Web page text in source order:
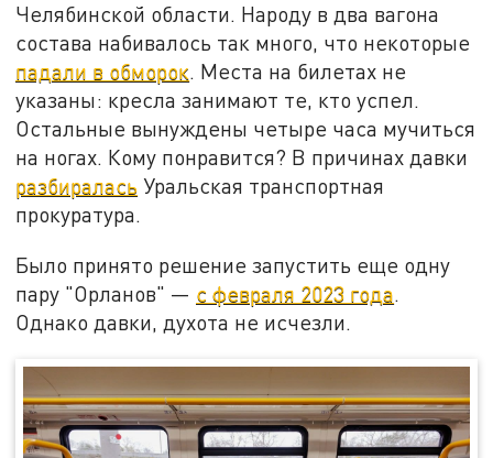
Челябинской области. Народу в два вагона
состава набивалось так много, что некоторые
падали в обморок. Места на билетах не
указаны: кресла занимают те, кто успел.
Остальные вынуждены четыре часа мучиться
на ногах. Кому понравится? В причинах давки
разбиралась Уральская транспортная
прокуратура.
Было принято решение запустить еще одну
пару "Орланов" — с февраля 2023 года.
Однако давки, духота не исчезли.